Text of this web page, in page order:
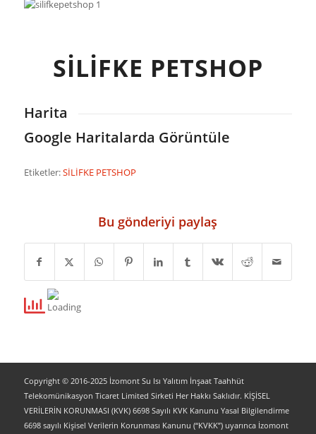
SİLİFKE PETSHOP
Harita
Google Haritalarda Görüntüle
Etiketler:SİLİFKE PETSHOP
Bu gönderiyi paylaş
Copyright © 2016-2025 İzomont Su Isı Yalıtım İnşaat Taahhüt
Telekomünikasyon Ticaret Limited Sirketi Her Hakkı Saklıdır. KİŞİSEL
VERİLERİN KORUNMASI (KVK) 6698 Sayılı KVK Kanunu Yasal Bilgilendirme
6698 sayılı Kişisel Verilerin Korunması Kanunu (“KVKK”) uyarınca İzomont